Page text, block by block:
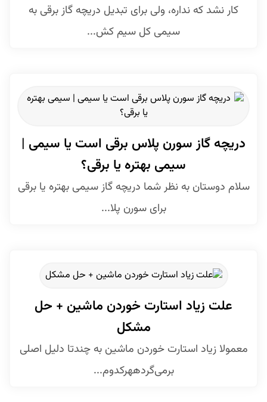
کار نشد که نداره، ولی برای تبدیل دریچه گاز برقی به
سیمی کل سیم کش...
دریچه گاز سورن پلاس برقی است یا سیمی |
سیمی بهتره یا برقی؟
سلام دوستان به نظر شما دریچه گاز سیمی بهتره یا برقی
برای سورن پلا...
علت زیاد استارت خوردن ماشین + حل
مشکل
معمولا زیاد استارت خوردن ماشین به چندتا دلیل اصلی
برمی‌گردههرکدوم...